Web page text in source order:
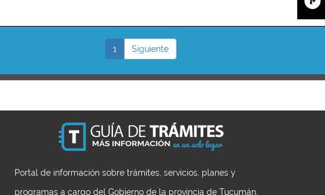
1 Siguiente
Portal de información sobre trámites, servicios, planes y
programas a cargo del Gobierno de la provincia de Tucumán,